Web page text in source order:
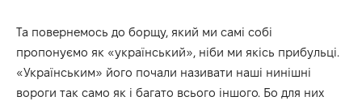
Та повернемось до борщу, який ми самі собі
пропонуємо як «український», ніби ми якісь прибульці.
«Українським» його почали називати наші нинішні
вороги так само як і багато всього іншого. Бо для них